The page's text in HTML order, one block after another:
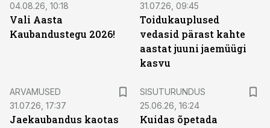
04.08.26, 10:18
Vali Aasta
Kaubandustegu 2026!
31.07.26, 09:45
Toidukauplused
vedasid pärast kahte
aastat juuni jaemüügi
kasvu
ARVAMUSED
31.07.26, 17:37
Jaekaubandus kaotas
SISUTURUNDUS
25.06.26, 16:24
Kuidas õpetada